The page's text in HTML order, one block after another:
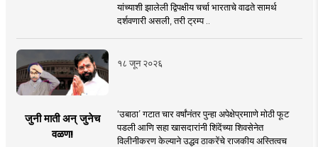
यांच्याशी झालेली द्विपक्षीय चर्चा भारताचे वाढते सामर्थ
दर्शवणारी असली, तरी ट्रम्प ..
१८ जून २०२६
जुनी माती अन् जुनेच
वळण!
‘उबाठा’ गटात चार वर्षांनंतर पुन्हा अपेक्षेप्रमााणे मोठी फूट
पडली आणि सहा खासदारांनी शिंदेंच्या शिवसेनेत
विलीनीकरण केल्याने उद्धव ठाकरेंचे राजकीय अस्तित्वच